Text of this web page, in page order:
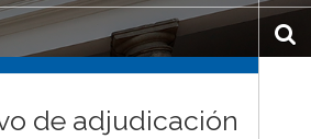
de adjudicación